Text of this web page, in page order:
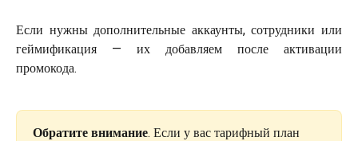
Если нужны дополнительные аккаунты, сотрудники или
геймификация — их добавляем после активации
промокода.
Обратите внимание. Если у вас тарифный план